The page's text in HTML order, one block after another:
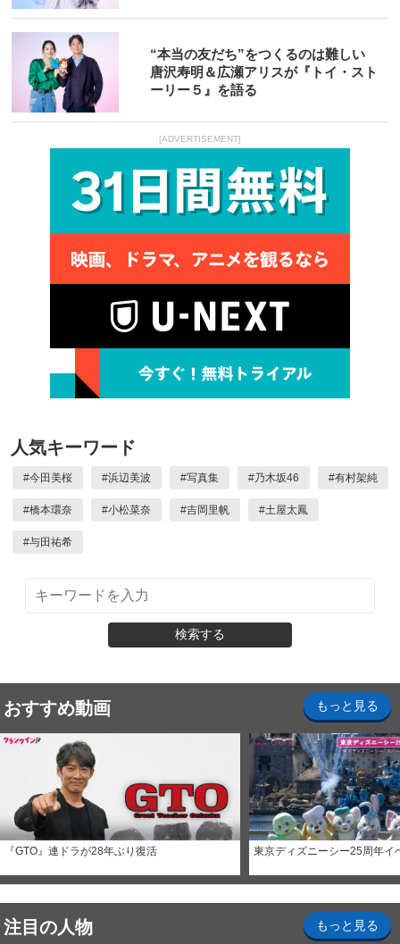
“本当の友だち”をつくるのは難しい
唐沢寿明＆広瀬アリスが『トイ・スト
ーリー５』を語る
[ADVERTISEMENT]
人気キーワード
#今田美桜 #浜辺美波 #写真集 #乃木坂46 #有村架純
#橋本環奈 #小松菜奈 #吉岡里帆 #土屋太鳳
#与田祐希
検索する
おすすめ動画 もっと見る
『GTO』連ドラが28年ぶり復活 東京ディズニーシー25周年イ
注目の人物 もっと見る